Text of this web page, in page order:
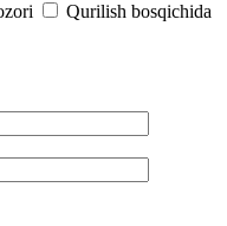
Qurilish bosqichida